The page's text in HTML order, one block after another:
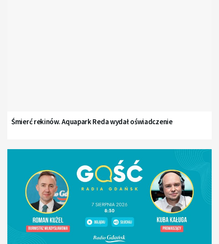
Śmierć rekinów. Aquapark Reda wydał oświadczenie